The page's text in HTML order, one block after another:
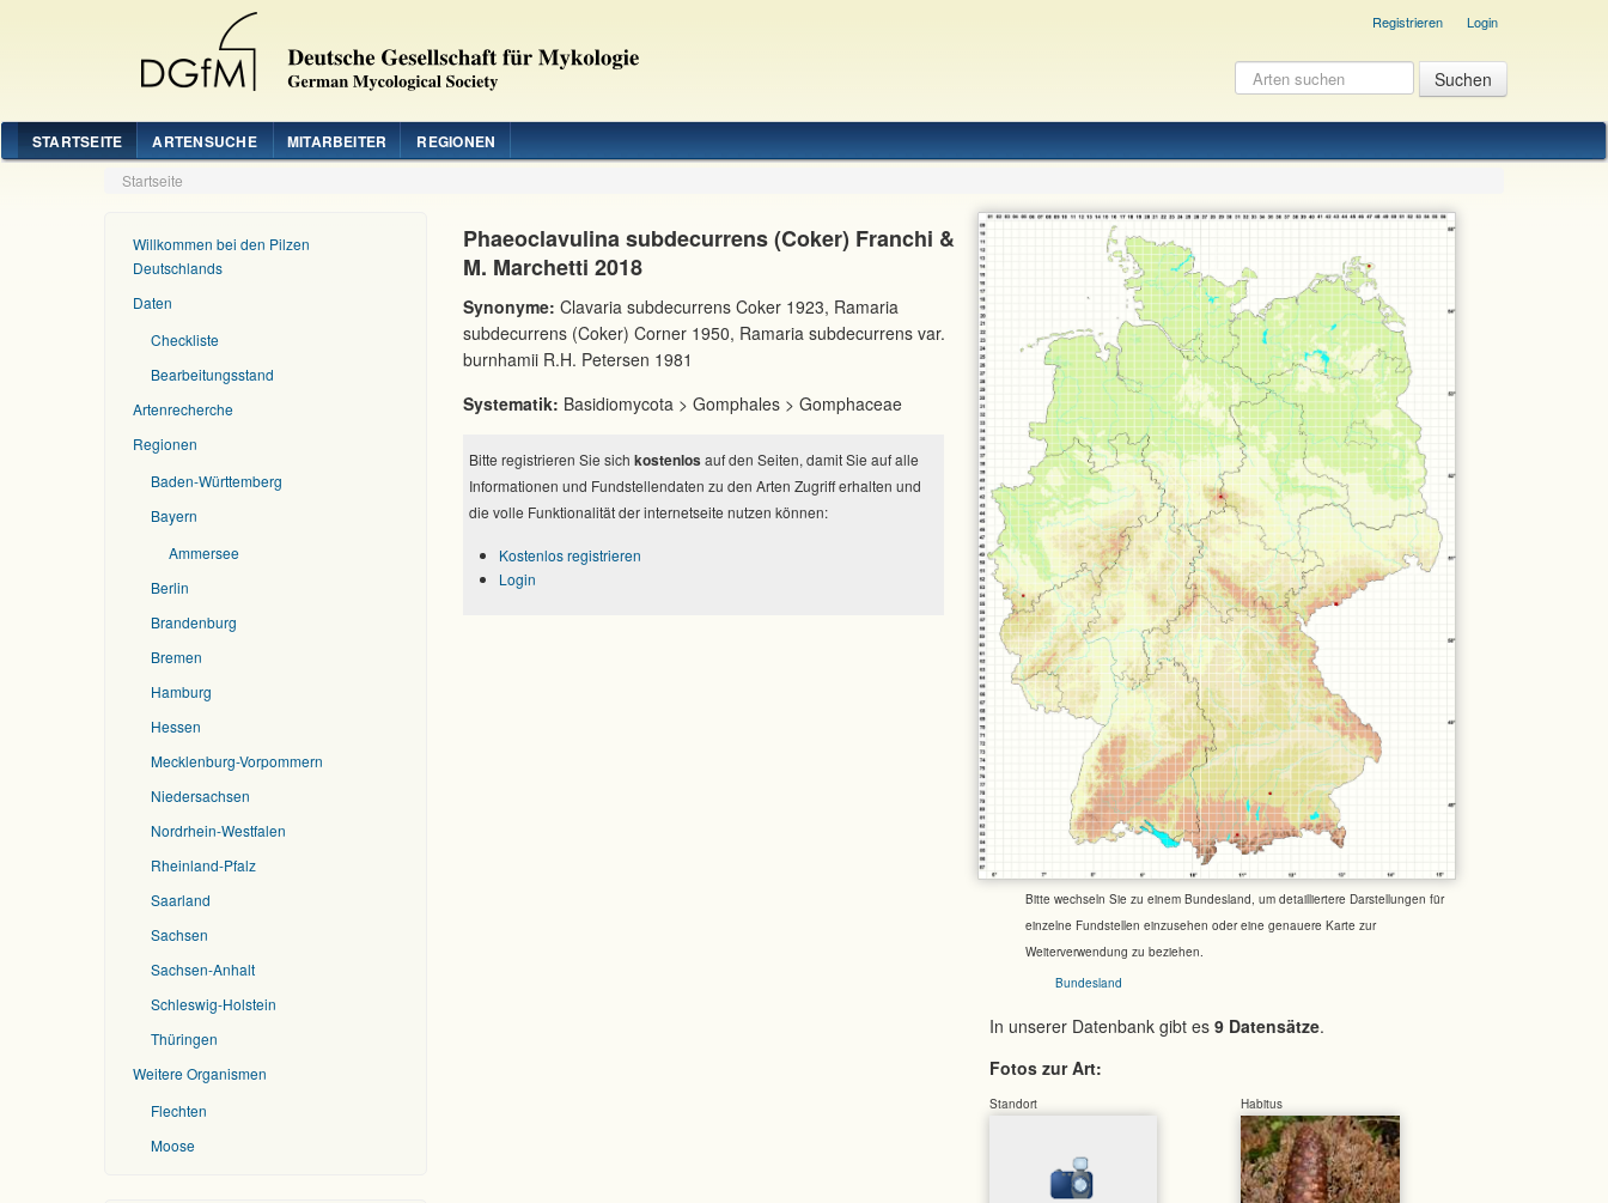
Registrieren Login
STARTSEITE ARTENSUCHE MITARBEITER REGIONEN
Startseite
Willkommen bei den Pilzen
Deutschlands
Daten
Checkliste
Bearbeitungsstand
Artenrecherche
Regionen
Baden-Württemberg
Bayern
Ammersee
Berlin
Brandenburg
Bremen
Hamburg
Hessen
Mecklenburg-Vorpommern
Niedersachsen
Nordrhein-Westfalen
Rheinland-Pfalz
Saarland
Sachsen
Sachsen-Anhalt
Schleswig-Holstein
Thüringen
Weitere Organismen
Flechten
Moose
Bitte wechseln Sie zu einem Bundesland, um detailliertere Darstellungen für
einzelne Fundstellen einzusehen oder eine genauere Karte zur
Weiterverwendung zu beziehen.
Bundesland
In unserer Datenbank gibt es 9 Datensätze.
Fotos zur Art:
Standort Habitus
Phaeoclavulina subdecurrens (Coker) Franchi &
M. Marchetti 2018
Synonyme: Clavaria subdecurrens Coker 1923, Ramaria
subdecurrens (Coker) Corner 1950, Ramaria subdecurrens var.
burnhamii R.H. Petersen 1981
Systematik: Basidiomycota > Gomphales > Gomphaceae
Bitte registrieren Sie sich kostenlos auf den Seiten, damit Sie auf alle
Informationen und Fundstellendaten zu den Arten Zugriff erhalten und
die volle Funktionalität der internetseite nutzen können:
Kostenlos registrieren
Login